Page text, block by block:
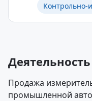
Деятельность
Продажа
промышленной